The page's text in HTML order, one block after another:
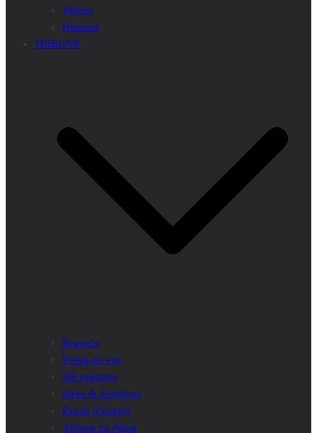
Videos
Humour
TRIBUNE
Regards
Points de vue
Décryptages
Idées & Solutions
Parole d’expert
Afrique en débat